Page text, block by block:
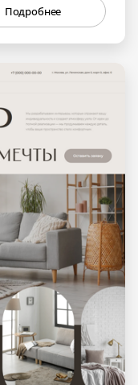
Подробнее